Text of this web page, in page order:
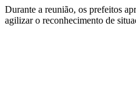
Durante a reunião, os prefeitos
agilizar o reconhecimento de